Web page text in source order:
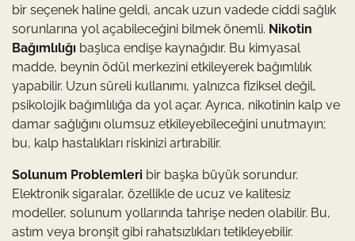
bir seçenek haline geldi, ancak uzun vadede ciddi sağlık
sorunlarına yol açabileceğini bilmek önemli. Nikotin
Bağımlılığı başlıca endişe kaynağıdır. Bu kimyasal
madde, beynin ödül merkezini etkileyerek bağımlılık
yapabilir. Uzun süreli kullanımı, yalnızca fiziksel değil,
psikolojik bağımlılığa da yol açar. Ayrıca, nikotinin kalp ve
damar sağlığını olumsuz etkileyebileceğini unutmayın;
bu, kalp hastalıkları riskinizi artırabilir.
Solunum Problemleri bir başka büyük sorundur.
Elektronik sigaralar, özellikle de ucuz ve kalitesiz
modeller, solunum yollarında tahrişe neden olabilir. Bu,
astım veya bronşit gibi rahatsızlıkları tetikleyebilir.